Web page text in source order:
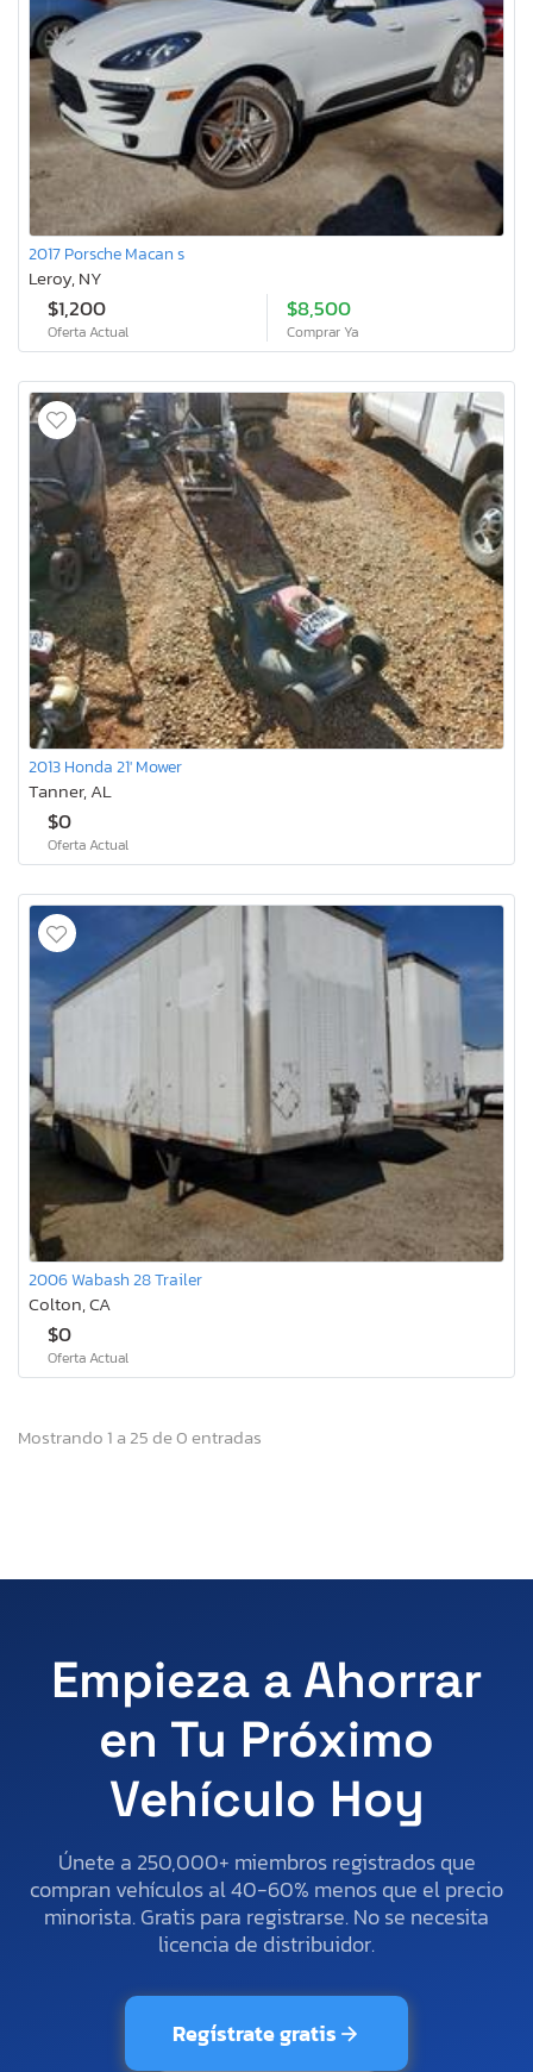
2017 Porsche Macan s
Leroy, NY
$1,200
Oferta Actual
$8,500
Comprar Ya
2013 Honda 21' Mower
Tanner, AL
$0
Oferta Actual
2006 Wabash 28 Trailer
Colton, CA
$0
Oferta Actual
Mostrando 1 a 25 de 0 entradas
Empieza a Ahorrar
en Tu Próximo
Vehículo Hoy
Únete a 250,000+ miembros registrados que
compran vehículos al 40-60% menos que el precio
minorista. Gratis para registrarse. No se necesita
licencia de distribuidor.
Regístrate gratis